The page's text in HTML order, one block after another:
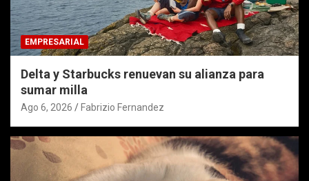
EMPRESARIAL
Delta y Starbucks renuevan su alianza para
sumar milla
Ago 6, 2026 Fabrizio Fernandez